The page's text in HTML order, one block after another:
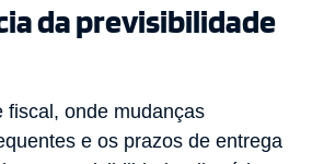
da previsibilidade
fiscal, onde mudanças
e os prazos de entrega